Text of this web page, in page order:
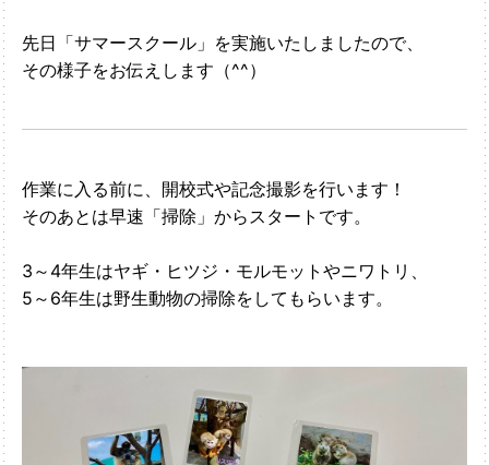
先日「サマースクール」を実施いたしましたので、
その様子をお伝えします（^^）
作業に入る前に、開校式や記念撮影を行います！
そのあとは早速「掃除」からスタートです。
3～4年生はヤギ・ヒツジ・モルモットやニワトリ、
5～6年生は野生動物の掃除をしてもらいます。